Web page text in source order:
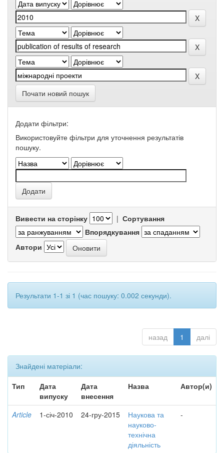
Почати новий пошук
Додати фільтри:
Використовуйте фільтри для уточнення результатів
пошуку.
Вивести на сторінку | Сортування
Впорядкування
Автори
Результати 1-1 зі 1 (час пошуку: 0.002 секунди).
назад 1 далі
Знайдені матеріали:
Тип
Дата
випуску
Дата
внесення
Назва Автор(и)
Article 1-січ-2010 24-гру-2015
Наукова та
науково-
технічна
діяльність
-